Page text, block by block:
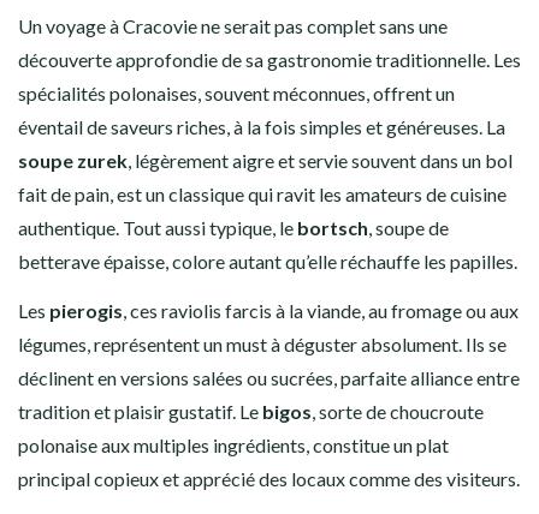
Un voyage à Cracovie ne serait pas complet sans une
découverte approfondie de sa gastronomie traditionnelle. Les
spécialités polonaises, souvent méconnues, offrent un
éventail de saveurs riches, à la fois simples et généreuses. La
soupe zurek , légèrement aigre et servie souvent dans un bol
fait de pain, est un classique qui ravit les amateurs de cuisine
authentique. Tout aussi typique, le bortsch , soupe de
betterave épaisse, colore autant qu’elle réchauffe les papilles.
Les pierogis , ces raviolis farcis à la viande, au fromage ou aux
légumes, représentent un must à déguster absolument. Ils se
déclinent en versions salées ou sucrées, parfaite alliance entre
tradition et plaisir gustatif. Le bigos , sorte de choucroute
polonaise aux multiples ingrédients, constitue un plat
principal copieux et apprécié des locaux comme des visiteurs.